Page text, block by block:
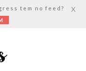
tem no feed?
X